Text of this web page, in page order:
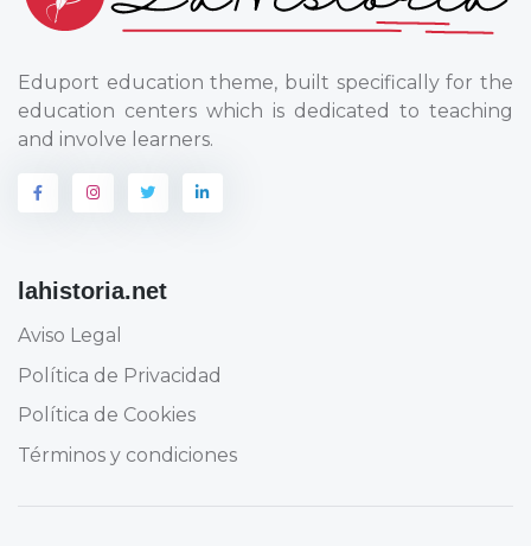
Eduport education theme, built specifically for the
education centers which is dedicated to teaching
and involve learners.
lahistoria.net
Aviso Legal
Política de Privacidad
Política de Cookies
Términos y condiciones